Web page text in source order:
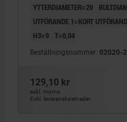
YTTERDIAMETER=20
UTFÖRANDE 1=KORT
H3=9 T=0,04
Beställningsnummer: 02020-
129,10 kr
exkl. moms
Exkl. leveranskostnader